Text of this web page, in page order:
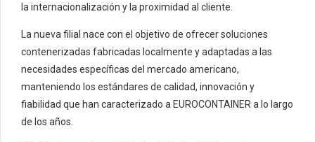
la internacionalización y la proximidad al cliente.
La nueva filial nace con el objetivo de ofrecer soluciones
contenerizadas fabricadas localmente y adaptadas a las
necesidades específicas del mercado americano,
manteniendo los estándares de calidad, innovación y
fiabilidad que han caracterizado a EUROCONTAINER a lo largo
de los años.